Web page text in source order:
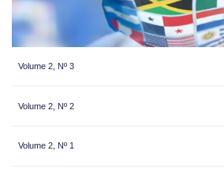
Volume 2, Nº 3
Volume 2, Nº 2
Volume 2, Nº 1